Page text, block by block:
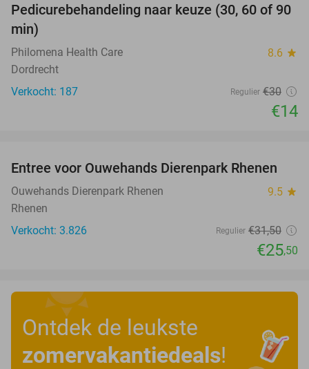
53%
Pedicurebehandeling naar keuze (30, 60 of 90
min)
Philomena Health Care 8.6 star
Dordrecht
Verkocht: 187
Regulier €30
€14
19%
Entree voor Ouwehands Dierenpark Rhenen
Ouwehands Dierenpark Rhenen 9.5 star
Rhenen
Verkocht: 3.826
Regulier €31,50
€25,50
Ontdek de leukste
zomervakantiedeals!